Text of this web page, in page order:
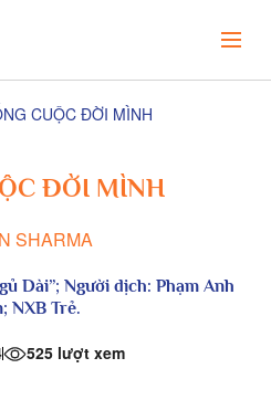
CUỘC ĐỜI MÌNH
ĐỜI MÌNH
SHARMA
Dài”; Người dịch: Phạm Anh
NXB Trẻ.
525 lượt xem